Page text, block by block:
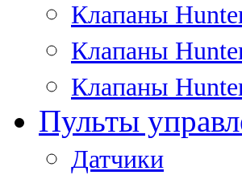
Клапаны
Клапаны
Клапаны
Пульты
Датчики